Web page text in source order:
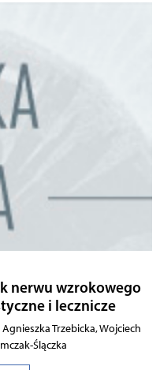
nerwu wzrokowego
i lecznicze
Trzebicka, Wojciech
Ślączka